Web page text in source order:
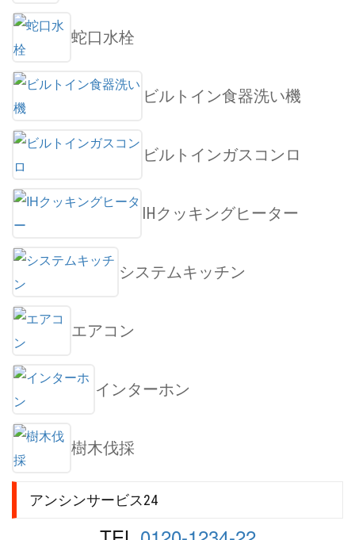
蛇口水栓
ビルトイン食器洗い機
ビルトインガスコンロ
IHクッキングヒーター
システムキッチン
エアコン
インターホン
樹木伐採
アンシンサービス24